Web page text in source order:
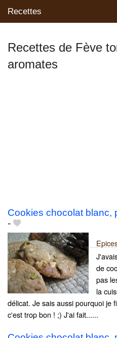
Recettes
Mes blogs préférés
Recettes de Fève
aromates
Cookies chocolat blanc,
-
de
pas
la
délicat. Je sais aussi pourquoi je
c'est trop bon ! ;) J'ai fait......